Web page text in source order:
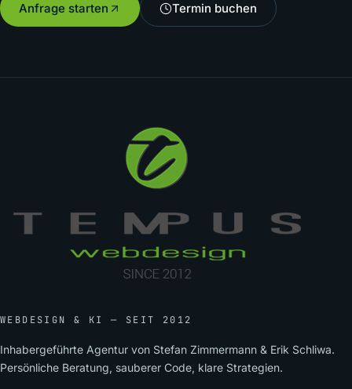
Anfrage starten Termin buchen
WEBDESIGN & KI — SEIT 2012
Inhabergeführte Agentur von Stefan Zimmermann & Erik Schliwa.
Persönliche Beratung, sauberer Code, klare Strategien.